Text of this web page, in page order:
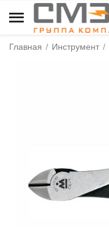
Главная / Инструмент /